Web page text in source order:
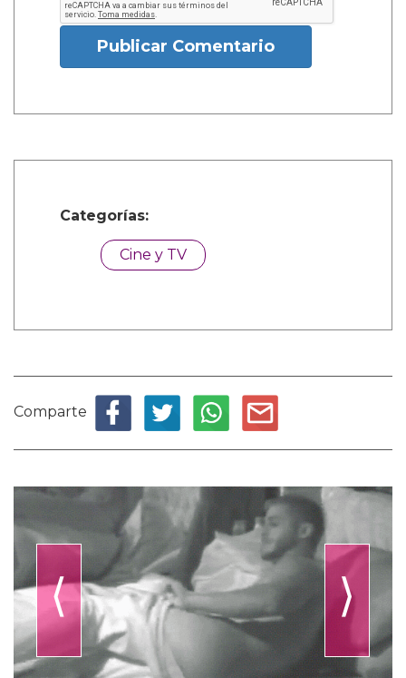
Publicar Comentario
Categorías:
Cine y TV
Comparte
⟨ ⟩